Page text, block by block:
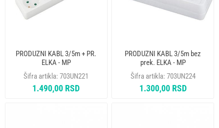
PRODUZNI KABL 3/5m + PR.
ELKA - MP
Šifra artikla:703UN221
1.490,00 RSD
PRODUZNI KABL 3/5m bez
prek. ELKA - MP
Šifra artikla: 703UN224
1.300,00 RSD